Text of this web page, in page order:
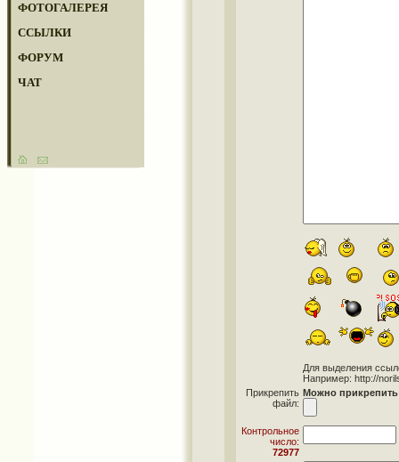
ФОТОГАЛЕРЕЯ
ССЫЛКИ
ФОРУМ
ЧАТ
Для выделения
Например: http://
Прикрепить
файл:
Можно
Контрольное
число:
72977